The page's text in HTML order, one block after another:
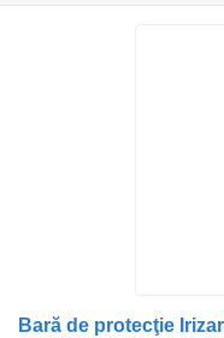
Bară de protecţie